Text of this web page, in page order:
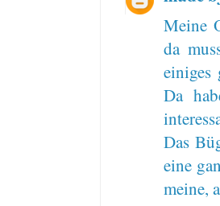
Meine
da
einiges
Da
Das
eine
meine,